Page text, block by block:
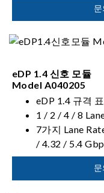
eDP 1.4 신호 모듈
Model A040205
eDP 1.4 규격
1 / 2 / 4 / 8
7가지 Lane
/ 4.32 / 5.4
Swing Level 및
자동으로 설정